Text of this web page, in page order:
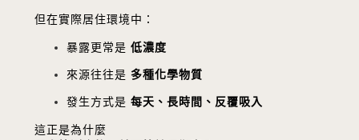
但在實際居住環境中：
暴露更常是 低濃度
來源往往是 多種化學物質
發生方式是 每天、長時間、反覆吸入
這正是為什麼